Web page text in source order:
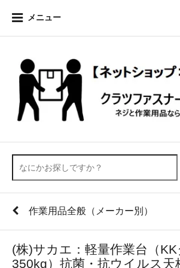
メニュー
作業用品全般（メーカー別）
(株)サカエ：軽量作業台（KK
350kg）抗菌・抗ウイルス